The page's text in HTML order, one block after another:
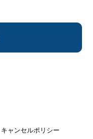
キャンセルポリシー